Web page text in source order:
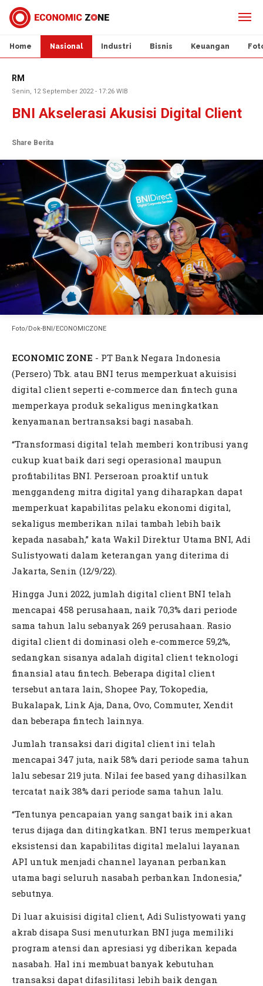
Home Nasional Industri Bisnis Keuangan
RM
Senin, 12 September 2022 - 17:26 WIB
BNI Akselerasi Akusisi Digital Client
Share Berita
Foto/Dok-BNI/ECONOMICZONE
ECONOMIC ZONE - PT Bank Negara Indonesia
(Persero) Tbk. atau BNI terus memperkuat akuisisi
digital client seperti e-commerce dan fintech guna
memperkaya produk sekaligus meningkatkan
kenyamanan bertransaksi bagi nasabah.
“Transformasi digital telah memberi kontribusi yang
cukup kuat baik dari segi operasional maupun
profitabilitas BNI. Perseroan proaktif untuk
menggandeng mitra digital yang diharapkan dapat
memperkuat kapabilitas pelaku ekonomi digital,
sekaligus memberikan nilai tambah lebih baik
kepada nasabah,” kata Wakil Direktur Utama BNI, Adi
Sulistyowati dalam keterangan yang diterima di
Jakarta, Senin (12/9/22).
Hingga Juni 2022, jumlah digital client BNI telah
mencapai 458 perusahaan, naik 70,3% dari periode
sama tahun lalu sebanyak 269 perusahaan. Rasio
digital client di dominasi oleh e-commerce 59,2%,
sedangkan sisanya adalah digital client teknologi
finansial atau fintech. Beberapa digital client
tersebut antara lain, Shopee Pay, Tokopedia,
Bukalapak, Link Aja, Dana, Ovo, Commuter, Xendit
dan beberapa fintech lainnya.
Jumlah transaksi dari digital client ini telah
mencapai 347 juta, naik 58% dari periode sama tahun
lalu sebesar 219 juta. Nilai fee based yang dihasilkan
tercatat naik 38% dari periode sama tahun lalu.
“Tentunya pencapaian yang sangat baik ini akan
terus dijaga dan ditingkatkan. BNI terus memperkuat
eksistensi dan kapabilitas digital melalui layanan
API untuk menjadi channel layanan perbankan
utama bagi seluruh nasabah perbankan Indonesia,”
sebutnya.
Di luar akuisisi digital client, Adi Sulistyowati yang
akrab disapa Susi menuturkan BNI juga memiliki
program atensi dan apresiasi yg diberikan kepada
nasabah. Hal ini membuat banyak kebutuhan
transaksi dapat difasilitasi lebih baik dengan